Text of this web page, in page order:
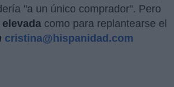
"a un único comprador". Pero
como para replantearse el
cristina@hispanidad.com